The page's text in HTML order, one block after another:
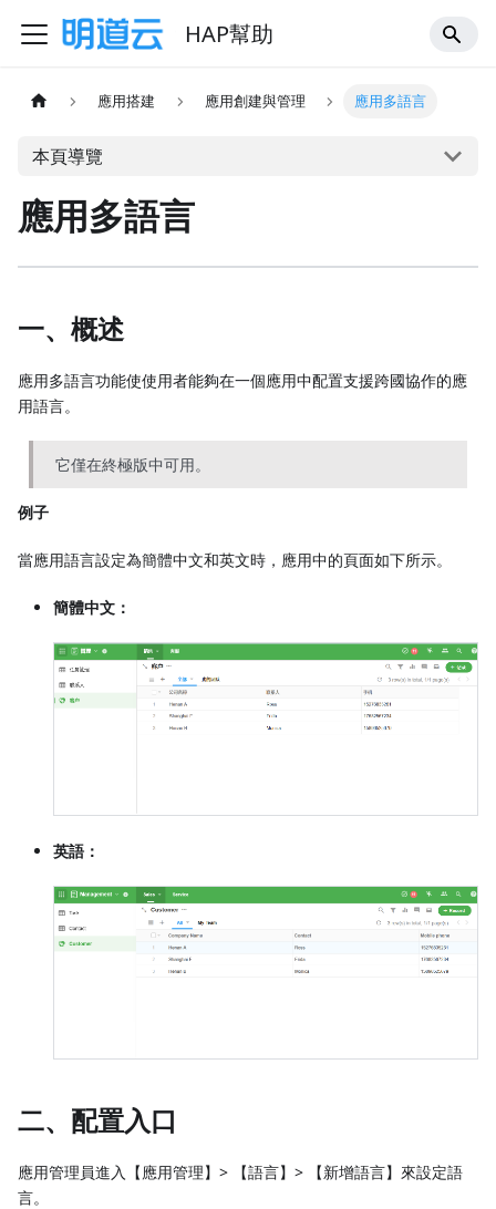
HAP幫助
應用搭建 應用創建與管理 應用多語言
本頁導覽
應用多語言
一、概述
應用多語言功能使使用者能夠在一個應用中配置支援跨國協作的應
用語言。
它僅在終極版中可用。
例子
當應用語言設定為簡體中文和英文時，應用中的頁面如下所示。
簡體中文：
英語：
二、配置入口
應用管理員進入【應用管理】> 【語言】> 【新增語言】來設定語
言。